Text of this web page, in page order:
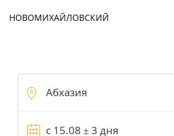
НОВОМИХАЙЛОВСКИЙ